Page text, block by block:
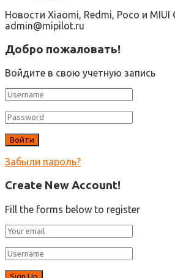
Новости Xiaomi, Redmi, Poco и MIUI
admin@mipilot.ru
Добро пожаловать!
Войдите в свою учетную запись
Забыли пароль?
Create New Account!
Fill the forms below to register